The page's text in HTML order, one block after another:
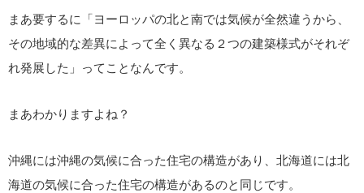
まあ要するに「ヨーロッパの北と南では気候が全然違うから、
その地域的な差異によって全く異なる２つの建築様式がそれぞ
れ発展した」ってことなんです。
まあわかりますよね？
沖縄には沖縄の気候に合った住宅の構造があり、北海道には北
海道の気候に合った住宅の構造があるのと同じです。